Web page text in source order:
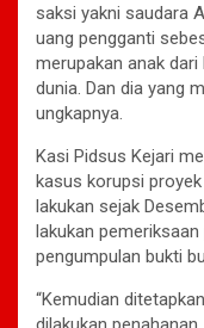
saksi yakni saudara
uang pengganti
merupakan anak
dunia. Dan dia yang
ungkapnya.
Kasi Pidsus Kejari
kasus korupsi
lakukan sejak
lakukan
pengumpulan bukti
“Kemudian